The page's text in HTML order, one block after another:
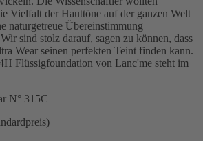
Vielfalt der Hauttöne auf der ganzen Welt
naturgetreue Übereinstimmung
sind stolz darauf, sagen zu können, dass
Wear seinen perfekten Teint finden kann.
Flüssigfoundation von Lanc'me steht im
N° 315C